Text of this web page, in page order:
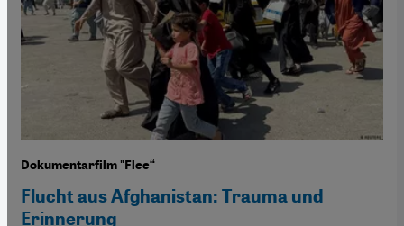
Dokumentarfilm "Flee“
Flucht aus Afghanistan: Trauma und
Erinnerung